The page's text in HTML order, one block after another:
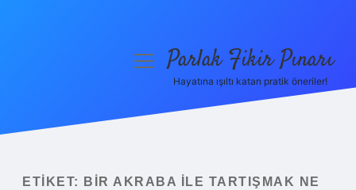
Yasal Uyarı
menüyüParlak Fikir Pınarı
Hayatına ışıltı katan pratik öneriler!
ETIKET:
BIR AKRABA ILE TARTIŞMAK NE